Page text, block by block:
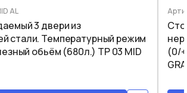
AL
3 двери из
стали. Температурный режим
обьём (680л.) TP 03 MID
(0/
GRA